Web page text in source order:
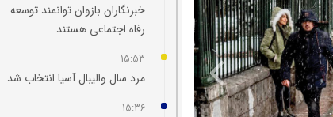
خبرنگاران بازوان توانمند توسعه
رفاه اجتماعی هستند
15:53
مرد سال والیبال آسیا انتخاب شد
15:36